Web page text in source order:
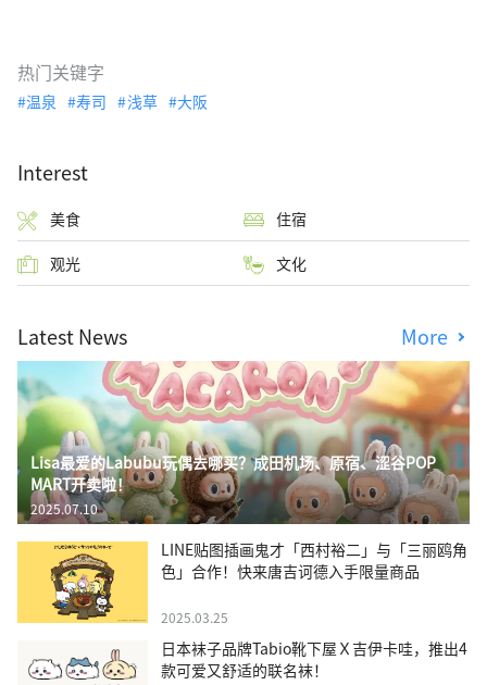
热门关键字
温泉 寿司 浅草 大阪
Interest
美食 住宿
观光 文化
Latest News More
Lisa最爱的Labubu玩偶去哪买？成田机场、原宿、涩谷POP
MART开卖啦！
2025.07.10
LINE贴图插画鬼才「西村裕二」与「三丽鸥角
色」合作！快来唐吉诃德入手限量商品
2025.03.25
日本袜子品牌Tabio靴下屋Ｘ吉伊卡哇，推出4
款可爱又舒适的联名袜！